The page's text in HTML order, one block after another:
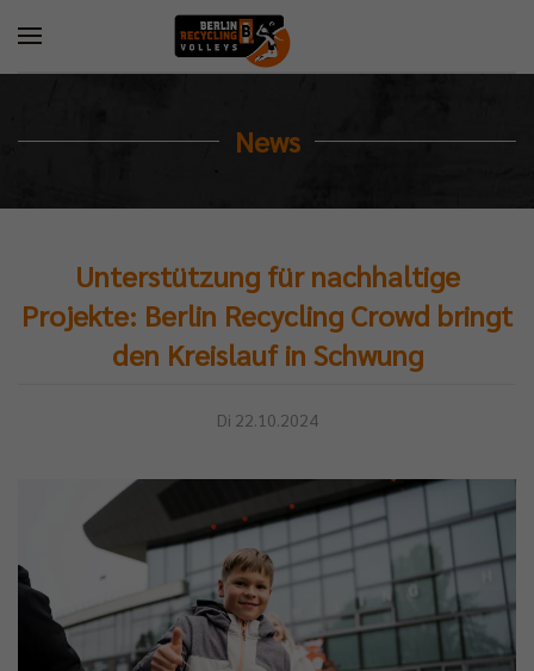
News
Unterstützung für nachhaltige
Projekte: Berlin Recycling Crowd bringt
den Kreislauf in Schwung
Di 22.10.2024